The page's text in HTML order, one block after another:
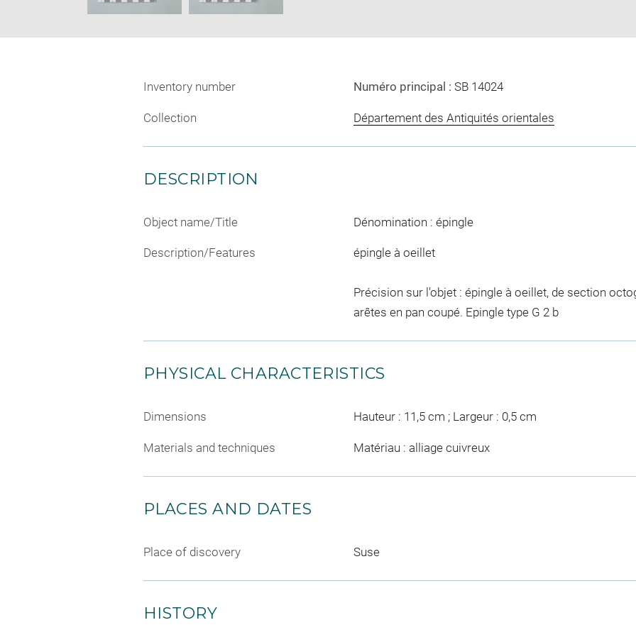
Inventory number Numéro principal : SB 14024
Collection Département des Antiquités orientales
DESCRIPTION
Object name/Title Dénomination : épingle
Description/Features épingle à oeillet
Précision sur l'objet : épingle à oeillet, de section
arêtes en pan coupé. Epingle type G 2 b
PHYSICAL CHARACTERISTICS
Dimensions Hauteur : 11,5 cm ; Largeur : 0,5 cm
Materials and techniques Matériau : alliage cuivreux
PLACES AND DATES
Place of discovery Suse
HISTORY